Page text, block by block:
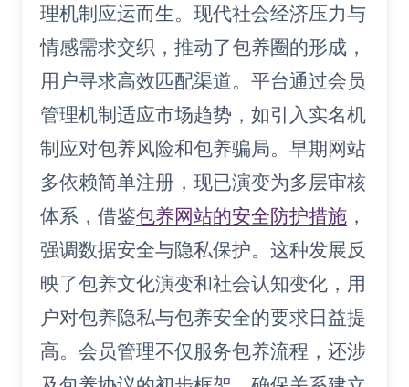
理机制应运而生。现代社会经济压力与
情感需求交织，推动了包养圈的形成，
用户寻求高效匹配渠道。平台通过会员
管理机制适应市场趋势，如引入实名机
制应对包养风险和包养骗局。早期网站
多依赖简单注册，现已演变为多层审核
体系，借鉴包养网站的安全防护措施 ，
强调数据安全与隐私保护。这种发展反
映了包养文化演变和社会认知变化，用
户对包养隐私与包养安全的要求日益提
高。会员管理不仅服务包养流程，还涉